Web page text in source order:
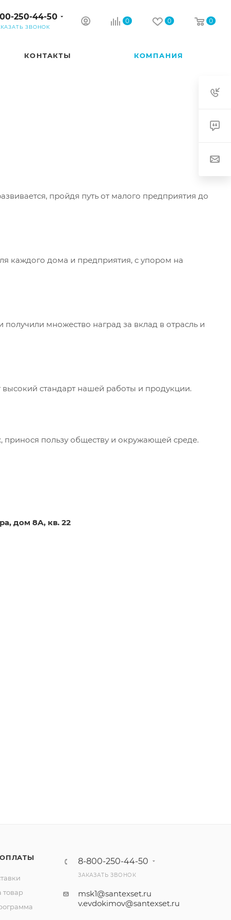
250-44-50
ЗВОНОК
0 0 0
КОНТАКТЫ КОМПАНИЯ
пройдя путь от малого предприятия до
каждого дома и предприятия, с упором на
множество наград за вклад в отрасль и
стандарт нашей работы и продукции.
принося пользу обществу и окружающей среде.
дом 8А, кв. 22
товар
8-800-250-44-50
ЗАКАЗАТЬ ЗВОНОК
msk1@santexset.ru
v.evdokimov@santexset.ru